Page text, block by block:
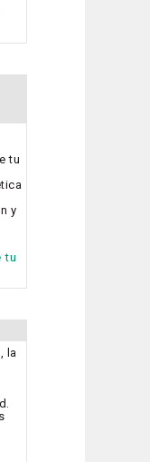
tu
y
tu
la